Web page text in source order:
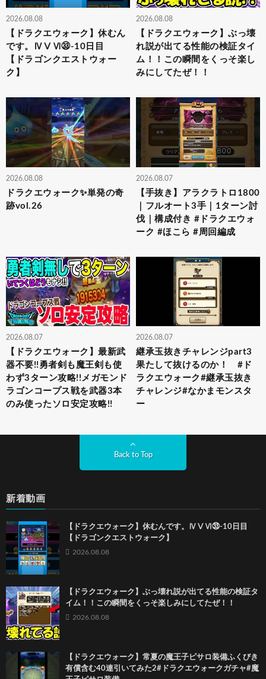
2026.08.08
【ドラクエウォーク】休むん
です。ⅣⅤⅥ㉝-10日目
【ドラゴンクエストウォー
ク】
2026.08.08
【ドラクエウォーク】ぶっ壊
れ説が出てる性能の検証タイ
ム！！この瞬間をくっそ楽し
みにしてたぜ！！
2026.08.08
ドラクエウォーク✨単発の奇
跡vol.26
2026.08.07
【手抜き】アラクラトロ1800
｜フルオート3手｜1ターン討
伐｜構成付き #ドラクエウォ
ーク #ほこら #周回編成
2026.08.07
【ドラクエウォーク】最新武
器不要!!勇者剣も魔王剣も使
わず3ターン攻略!!メガモンド
ラゴンコープス戦を武器3本
のみ使ったソロ安定攻略!!
2026.08.07
継承玉抜きチャレンジpart3
果たして抜けるのか！ #ド
ラクエウォーク#継承玉抜き
チャレンジ#なかまモンスタ
ー
Back to Top
新着動画
【ドラクエウォーク】休むんです。ⅣⅤⅥ㉝-10日目
【ドラゴンクエストウォーク】
2026.08.08
【ドラクエウォーク】ぶっ壊れ説が出てる性能の検証タ
イム！！この瞬間をくっそ楽しみにしてたぜ！！
2026.08.08
【ドラクエウォーク】常夏の魔王子ピサロ装備ふくびき
有償含む40連引いてみた2#ドラクエウォークガチャ#魔